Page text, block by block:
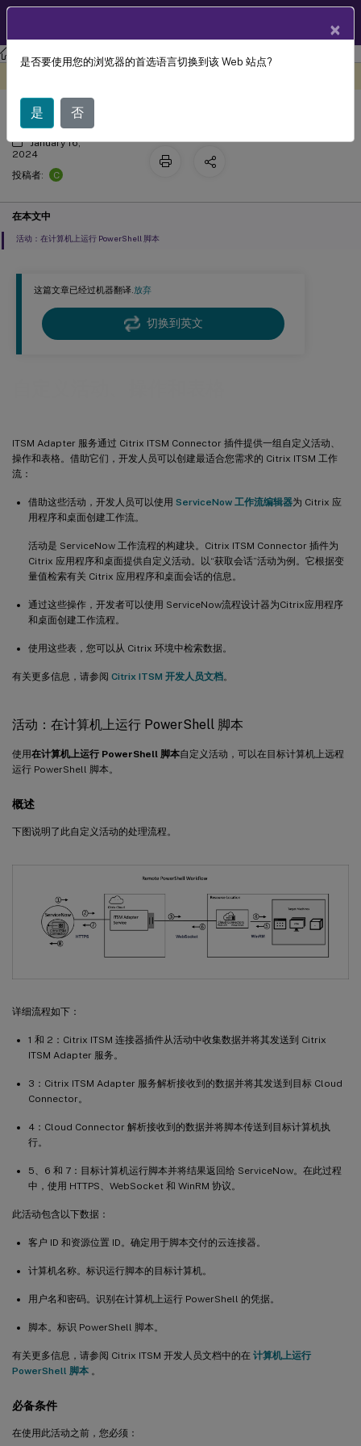
Citrix ITSM Adapter 服务
这篇文章已经过机器翻译.放弃
切换到英文
ITSM Adapter 服务通过 Citrix ITSM Connector 插件提供一组自定义活动、
操作和表格。借助它们，开发人员可以创建最适合您需求的 Citrix ITSM 工作
流：
借助这些活动，开发人员可以使用 ServiceNow 工作流编辑器为 Citrix 应
用程序和桌面创建工作流。
活动是 ServiceNow 工作流程的构建块。Citrix ITSM Connector 插件为
Citrix 应用程序和桌面提供自定义活动。以“获取会话”活动为例。它根据变
量值检索有关 Citrix 应用程序和桌面会话的信息。
通过这些操作，开发者可以使用 ServiceNow流程设计器为Citrix应用程序
和桌面创建工作流程。
使用这些表，您可以从 Citrix 环境中检索数据。
有关更多信息，请参阅 Citrix ITSM 开发人员文档。
活动：在计算机上运行 PowerShell 脚本
使用在计算机上运行 PowerShell 脚本自定义活动，可以在目标计算机上远程
运行 PowerShell 脚本。
概述
下图说明了此自定义活动的处理流程。
详细流程如下：
1 和 2：Citrix ITSM 连接器插件从活动中收集数据并将其发送到 Citrix
ITSM Adapter 服务。
3：Citrix ITSM Adapter 服务解析接收到的数据并将其发送到目标 Cloud
Connector。
4：Cloud Connector 解析接收到的数据并将脚本传送到目标计算机执
行。
5、6 和 7：目标计算机运行脚本并将结果返回给 ServiceNow。在此过程
中，使用 HTTPS、WebSocket 和 WinRM 协议。
此活动包含以下数据：
客户 ID 和资源位置 ID。确定用于脚本交付的云连接器。
计算机名称。标识运行脚本的目标计算机。
用户名和密码。识别在计算机上运行 PowerShell 的凭据。
脚本。标识 PowerShell 脚本。
有关更多信息，请参阅 Citrix ITSM 开发人员文档中的在 计算机上运行
PowerShell 脚本 。
必备条件
在使用此活动之前，您必须：
自定义活动、操作和表格
January 16,
2024
投稿者:
C
在本文中
活动：在计算机上运行 PowerShell 脚本
×
是否要使用您的浏览器的首选语言切换到该 Web 站点?
是 否